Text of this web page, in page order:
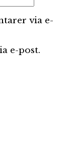
via e-
e-post.